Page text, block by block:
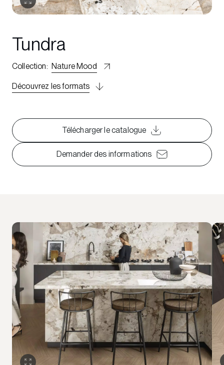
Tundra
Collection: Nature Mood
Découvrez les formats
Télécharger le catalogue
Demander des informations